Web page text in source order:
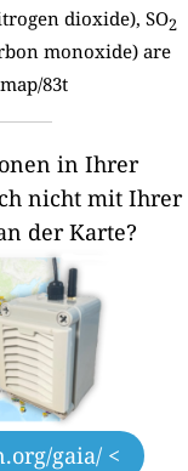
dioxide), SO2
monoxide) are
83t
in Ihrer
nicht mit Ihrer
der Karte?
gaia/ <